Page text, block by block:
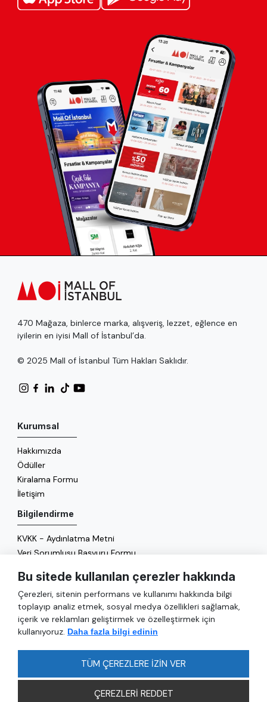
470 Mağaza, binlerce marka, alışveriş, lezzet, eğlence en
iyilerin en iyisi Mall of İstanbul’da.
© 2025 Mall of İstanbul Tüm Hakları Saklıdır.
Kurumsal
Hakkımızda
Ödüller
Kiralama Formu
İletişim
Bilgilendirme
KVKK - Aydınlatma Metni
Veri Sorumlusu Başvuru Formu
Enerji Politikası
Genel
Hizmetler
Bu sitede kullanılan çerezler hakkında
Çerezleri, sitenin performans ve kullanımı hakkında bilgi
toplayıp analiz etmek, sosyal medya özellikleri sağlamak,
içerik ve reklamları geliştirmek ve özelleştirmek için
kullanıyoruz. Daha fazla bilgi edinin
TÜM ÇEREZLERE İZİN VER
ÇEREZLERİ REDDET